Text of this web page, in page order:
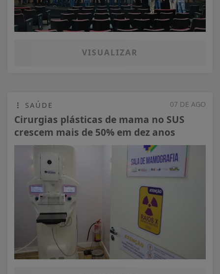
VISUALIZAR
07 DE AGO
SAÚDE
Cirurgias plásticas de mama no SUS
crescem mais de 50% em dez anos